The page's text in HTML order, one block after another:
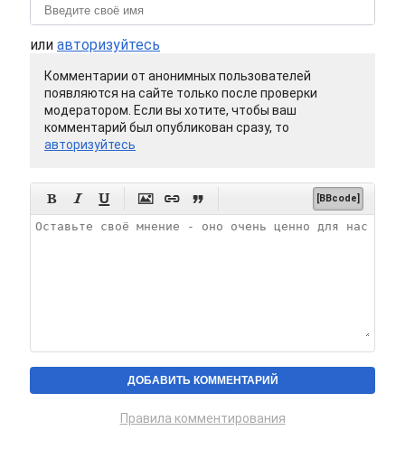
или авторизуйтесь
Комментарии от анонимных пользователей
появляются на сайте только после проверки
модератором. Если вы хотите, чтобы ваш
комментарий был опубликован сразу, то
авторизуйтесь
      [BBcode]
Правила комментирования